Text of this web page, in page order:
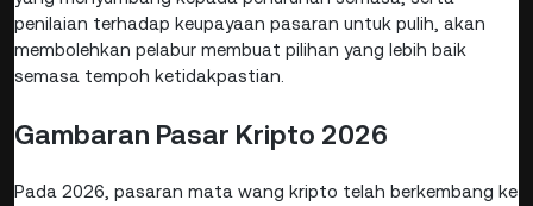
penilaian terhadap keupayaan pasaran untuk pulih, akan
membolehkan pelabur membuat pilihan yang lebih baik
semasa tempoh ketidakpastian.
Gambaran Pasar Kripto 2026
Pada 2026, pasaran mata wang kripto telah berkembang ke